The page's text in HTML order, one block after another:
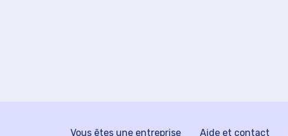
Vous êtes une entreprise Aide et contact